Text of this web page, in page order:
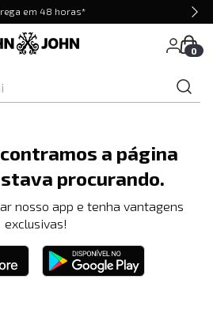
em 48 horas*
0
a página
procurando.
nosso app e tenha vantagens
exclusivas!